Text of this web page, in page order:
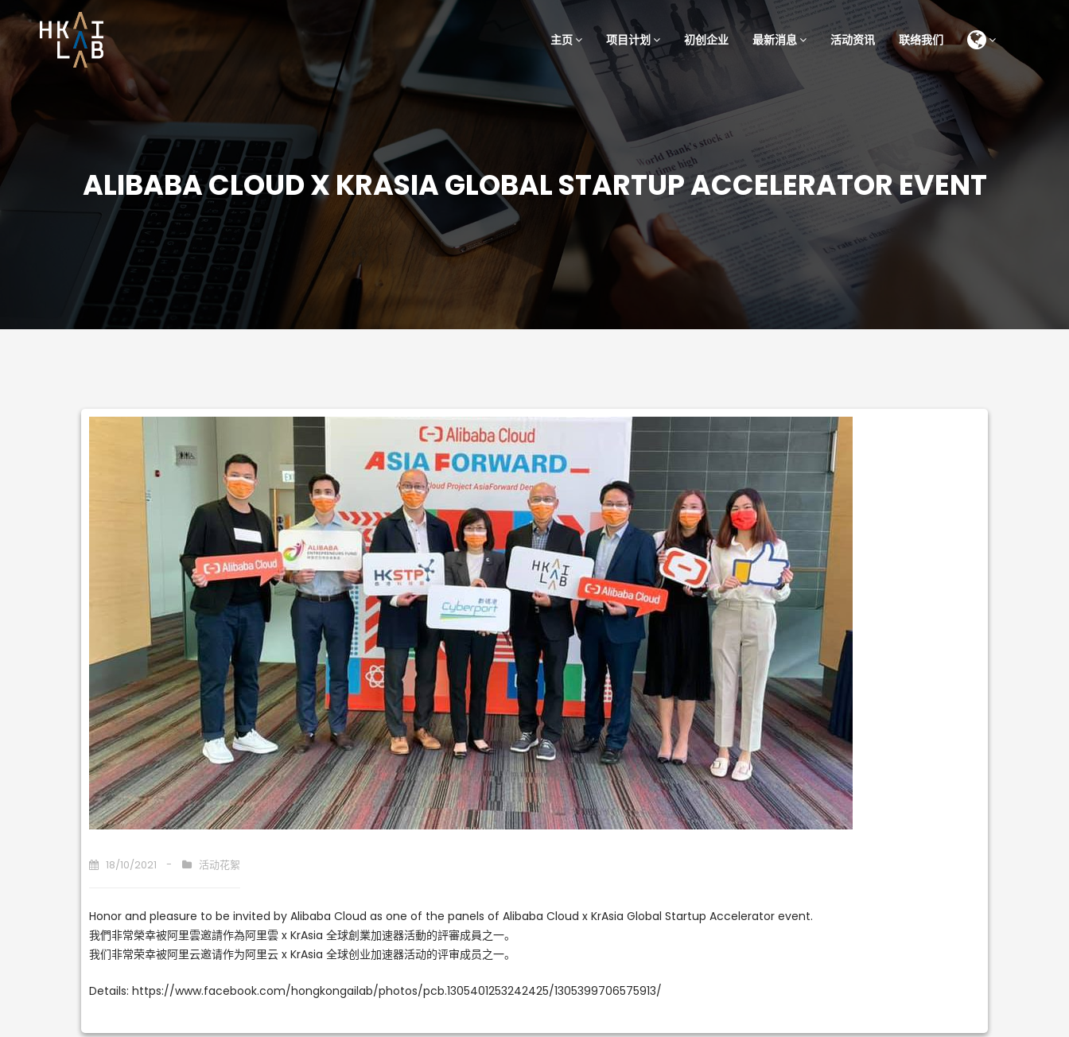
主页 项目计划 初创企业 最新消息 活动资讯 联络我们
ALIBABA CLOUD X KRASIA GLOBAL STARTUP ACCELERATOR EVENT
18/10/2021 活动花絮
Honor and pleasure to be invited by Alibaba Cloud as one of the panels of Alibaba Cloud x KrAsia Global Startup Accelerator event.
我們非常榮幸被阿里雲邀請作為阿里雲 x KrAsia 全球創業加速器活動的評審成員之一。
我们非常荣幸被阿里云邀请作为阿里云 x KrAsia 全球创业加速器活动的评审成员之一。
Details: https://www.facebook.com/hongkongailab/photos/pcb.1305401253242425/1305399706575913/